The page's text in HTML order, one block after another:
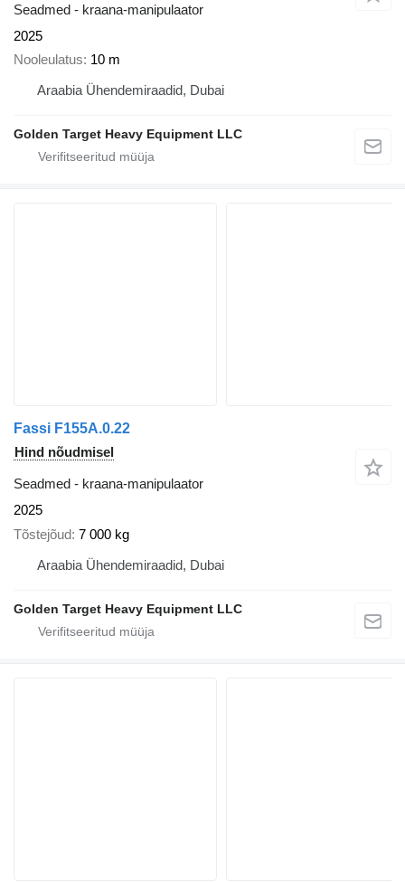
Seadmed - kraana-manipulaator
2025
Nooleulatus 10 m
Araabia Ühendemiraadid, Dubai
Golden Target Heavy Equipment LLC
Fassi F155A.0.22
Hind nõudmisel
Seadmed - kraana-manipulaator
2025
Tõstejõud 7 000 kg
Araabia Ühendemiraadid, Dubai
Golden Target Heavy Equipment LLC